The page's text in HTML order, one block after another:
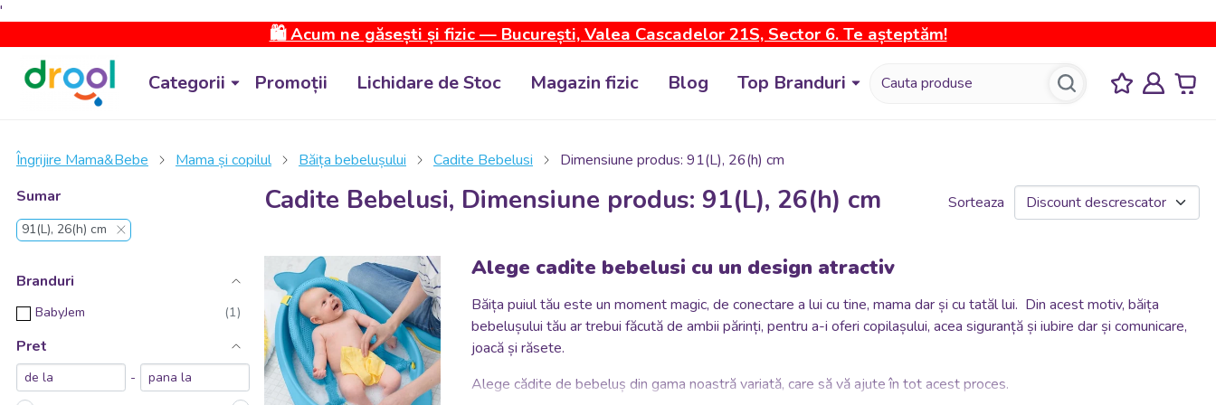
'
🛍️ Acum ne găsești și fizic — București, Valea Cascadelor 21S, Sector 6. Te așteptăm!
Categorii Promoții Lichidare de Stoc Magazin fizic Blog Top Branduri
Îngrijire Mama&Bebe Mama și copilul Băița bebelușului Cadite Bebelusi
Dimensiune produs: 91(L), 26(h) cm
Sumar
91(L), 26(h) cm
Branduri
BabyJem
Pret
-
Cadite Bebelusi, Dimensiune produs: 91(L), 26(h) cm Sorteaza
Alege cadite bebelusi cu un design atractiv
Băița puiul tău este un moment magic, de conectare a lui cu tine, mama dar și cu tatăl lui. Din acest motiv, băița
bebelușului tău ar trebui făcută de ambii părinți, pentru a-i oferi copilașului, acea siguranță și iubire dar și comunicare,
joacă și răsete.
Alege cădite de bebeluș din gama noastră variată, care să vă ajute în tot acest proces.